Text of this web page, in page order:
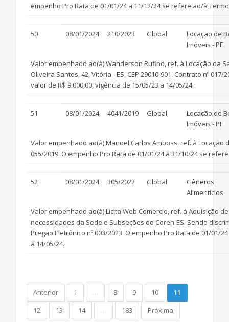
empenho Pro Rata de 01/01/24 a 11/12/24 se refere ao/à
50 08/01/2024 210/2023 Global
Locação de
Imóveis - PF
Valor empenhado ao(à) Wanderson Rufino, ref. à Locação da
Oliveira Santos, 42, Vitória - ES, CEP 29010-901. Contrato nº
valor de R$ 9.000,00, vigência de 15/05/23 a 14/05/24.
51 08/01/2024 4041/2019 Global
Locação de
Imóveis - PF
Valor empenhado ao(à) Manoel Carlos Amboss, ref. à
055/2019. O empenho Pro Rata de 01/01/24 a 31/10/24 se
52 08/01/2024 305/2022 Global
Gêneros
Alimentícios
Valor empenhado ao(à) Licita Web Comercio, ref. à Aquisição
necessidades da Sede e Subseções do Coren-ES. Sendo
Pregão Eletrônico nº 003/2023. O empenho Pro Rata de 01/01/
a 14/05/24.
Anterior 1 … 8 9 10 11
12
13 14 … 183 Próxima